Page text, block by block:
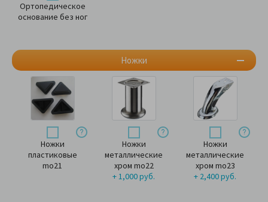
Ножки
Ортопедическое
основание без ног
Ножки
пластиковые
mo21
Ножки
металлические
хром mo22
+ 1,000 руб.
Ножки
металлические
хром mo23
+ 2,400 руб.